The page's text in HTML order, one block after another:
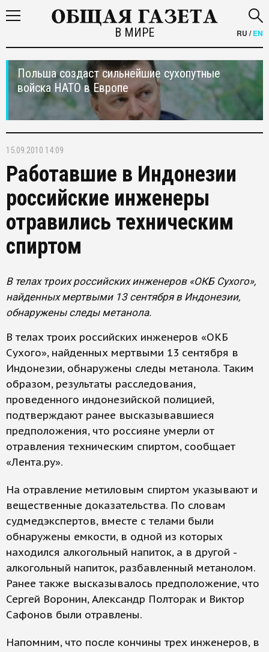
В МИРЕ RU /EN
Польша создаст сильнейшие сухопутные
войска НАТО в Европе
15.09.2010 14:09
Работавшие в Индонезии
российские инженеры
отравились техническим
спиртом
В телах троих российских инженеров «ОКБ Сухого»,
найденных мертвыми 13 сентября в Индонезии,
обнаружены следы метанола.
В телах троих российских инженеров «ОКБ
Сухого», найденных мертвыми 13 сентября в
Индонезии, обнаружены следы метанола. Таким
образом, результаты расследования,
проведенного индонезийской полицией,
подтверждают ранее высказывавшиеся
предположения, что россияне умерли от
отравления техническим спиртом, сообщает
«Лента.ру».
На отравление метиловым спиртом указывают и
вещественные доказательства. По словам
судмедэкспертов, вместе с телами были
обнаружены емкости, в одной из которых
находился алкогольный напиток, а в другой -
алкогольный напиток, разбавленный метанолом.
Ранее также высказывалось предположение, что
Сергей Воронин, Александр Полторак и Виктор
Сафонов были отравлены.
Напомним, что после кончины трех инженеров, в